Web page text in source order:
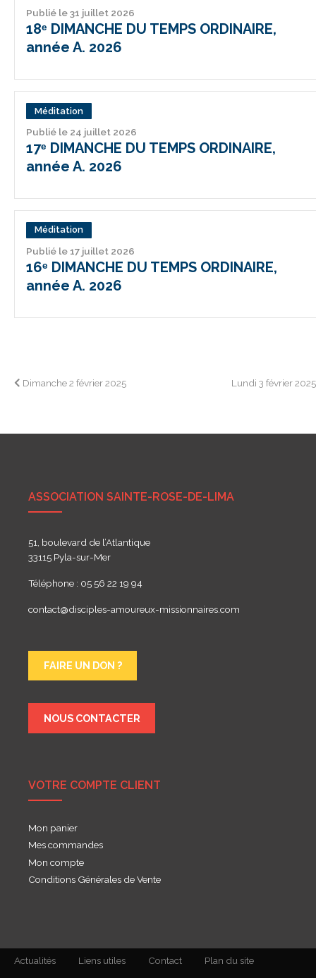
Publié le 31 juillet 2026
18ᵉ DIMANCHE DU TEMPS ORDINAIRE,
année A. 2026
Méditation
Publié le 24 juillet 2026
17ᵉ DIMANCHE DU TEMPS ORDINAIRE,
année A. 2026
Méditation
Publié le 17 juillet 2026
16ᵉ DIMANCHE DU TEMPS ORDINAIRE,
année A. 2026
Navigation
Dimanche 2 février 2025 Lundi 3 février
ASSOCIATION SAINTE-ROSE-DE-LIMA
51, boulevard de l’Atlantique
33115 Pyla-sur-Mer
Téléphone : 05 56 22 19 94
contact@disciples-amoureux-missionnaires.com
FAIRE UN DON ?
NOUS CONTACTER
VOTRE COMPTE CLIENT
Mon panier
Mes commandes
Mon compte
Conditions Générales de Vente
Actualités Liens utiles Contact Plan du site